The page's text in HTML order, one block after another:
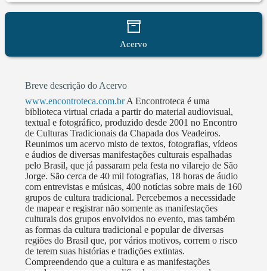
públicas voltadas aos povos tradicionais. Ao longo do
ano, a Casa de Cultura continua com atividades
socioculturais pontuais, como palestras, oficinas de
capacitação, vivências indígenas na Aldeia, mostras
popular, como a Semana de Jorge, em homenagem ao
santo padroeiro da vila, São Jorge, realizada em todo
mês de abril. As portas estão sempre abertas aos
grupos minoritários que desejam expandir seu
trabalho e essência, assim como artistas de todo o
Brasil. Aos fins de semana, o Cavaleiro também
realiza bailes de forró e de outros ritmos brasileiros.
É o maior espaço cultural da Chapada dos Veadeiros.
Em 2006, o Encontro de Culturas foi selecionado
pelo MinC – Ministério da Cultura –, por meio do
Prêmio Cultura Viva, como uma das 10 melhores
iniciativas em prol das Culturas Populares e
Tradicionais. Em 2015, foi consagrado com o prêmio
Acervo
Breve descrição do Acervo
www.encontroteca.com.brA Encontroteca é uma
biblioteca virtual criada a partir do material audiovisual,
textual e fotográfico, produzido desde 2001 no Encontro
de Culturas Tradicionais da Chapada dos Veadeiros.
Reunimos um acervo misto de textos, fotografias, vídeos
e áudios de diversas manifestações culturais espalhadas
pelo Brasil, que já passaram pela festa no vilarejo de São
Jorge. São cerca de 40 mil fotografias, 18 horas de áudio
com entrevistas e músicas, 400 notícias sobre mais de 160
grupos de cultura tradicional. Percebemos a necessidade
de mapear e registrar não somente as manifestações
culturais dos grupos envolvidos no evento, mas também
as formas da cultura tradicional e popular de diversas
regiões do Brasil que, por vários motivos, correm o risco
de terem suas histórias e tradições extintas.
Compreendendo que a cultura e as manifestações